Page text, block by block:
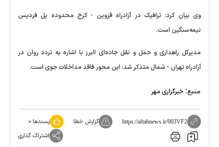
وی بیان کرد: ترافیک در آزادراه قزوین - کرج محدوده پل فردیس
نیمه‌سنگین است.
مدیرکل راهداری و حمل و نقل جاده‌ای البرز با اشاره به تردد روان در
آزادراه تهران - شمال متذکر شد: این محور فاقد مداخلات جوی است.
منبع: خبرگزاری مهر
https://aftabnews.ir/003VF2 گزارش خطا پسندها:۰
اشتراک گذاری